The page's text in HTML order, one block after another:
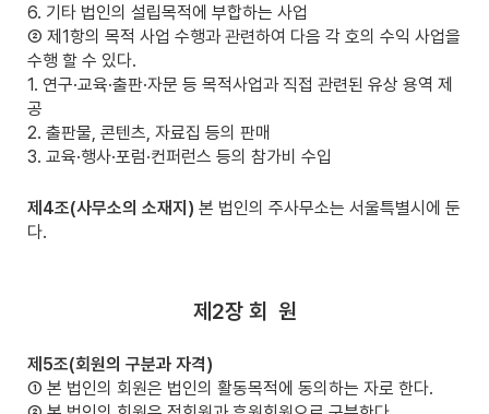
6. 기타 법인의 설립목적에 부합하는 사업
② 제1항의 목적 사업 수행과 관련하여 다음 각 호의 수익 사업을
수행 할 수 있다.
1. 연구·교육·출판·자문 등 목적사업과 직접 관련된 유상 용역 제
공
2. 출판물, 콘텐츠, 자료집 등의 판매
3. 교육·행사·포럼·컨퍼런스 등의 참가비 수입
제4조(사무소의 소재지) 본 법인의 주사무소는 서울특별시에 둔
다.
제2장 회 원
제5조(회원의 구분과 자격)
① 본 법인의 회원은 법인의 활동목적에 동의하는 자로 한다.